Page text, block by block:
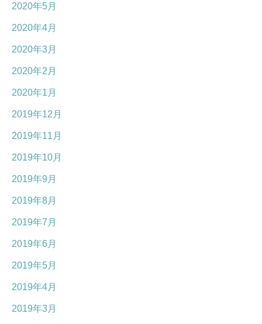
2020年5月
2020年4月
2020年3月
2020年2月
2020年1月
2019年12月
2019年11月
2019年10月
2019年9月
2019年8月
2019年7月
2019年6月
2019年5月
2019年4月
2019年3月